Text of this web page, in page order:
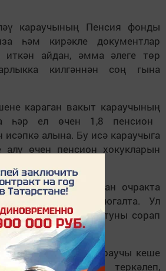
әү караучының Пенсия фонды
һәм кирәкле документлар
иткән айдан, әмма әлеге төр
килгәннән соң гына
караган вакыт караучының
һәр ел өчен 1,8 пенсион
исәпкәалына. Бу исә караучыга
алу өчен пенсион хокукларын
кеше эшкәурнашкан очракта
алуга хокукын югалта. Ул
түләүне туктатуны сорап
әгать итәргәтиеш.
яки инвалидны караучы кеше
буенча теркәлеп,